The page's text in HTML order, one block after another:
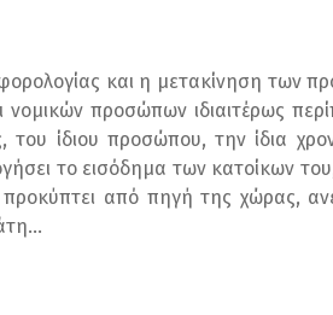
και η μετακίνηση των
προσώπων ιδιαιτέρως
ίδιου προσώπου, την ίδια
το εισόδημα των κατοίκων
από πηγή της χώρας,